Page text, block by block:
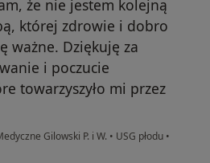
że nie jestem kolejną
której zdrowie i dobro
ważne. Dziękuję za
i poczucie
towarzyszyło mi przez
Gilowski P. i W. • USG płodu •